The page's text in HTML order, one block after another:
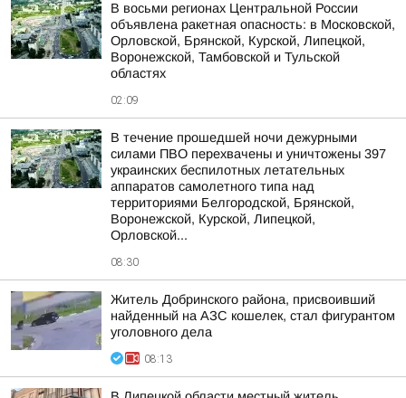
В восьми регионах Центральной России
объявлена ракетная опасность: в Московской,
Орловской, Брянской, Курской, Липецкой,
Воронежской, Тамбовской и Тульской
областях
02:09
В течение прошедшей ночи дежурными
силами ПВО перехвачены и уничтожены 397
украинских беспилотных летательных
аппаратов самолетного типа над
территориями Белгородской, Брянской,
Воронежской, Курской, Липецкой,
Орловской...
08:30
Житель Добринского района, присвоивший
найденный на АЗС кошелек, стал фигурантом
уголовного дела
08:13